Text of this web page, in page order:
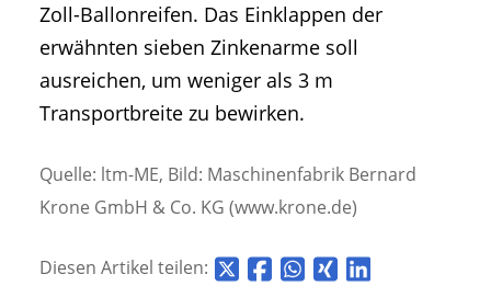
Zoll-Ballonreifen. Das Einklappen der
erwähnten sieben Zinkenarme soll
ausreichen, um weniger als 3 m
Transportbreite zu bewirken.
Quelle: ltm-ME, Bild: Maschinenfabrik Bernard
Krone GmbH & Co. KG (www.krone.de)
Diesen Artikel teilen: